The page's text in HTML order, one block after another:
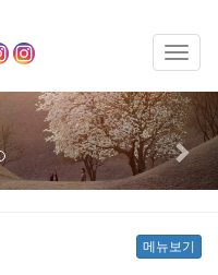
메뉴보기